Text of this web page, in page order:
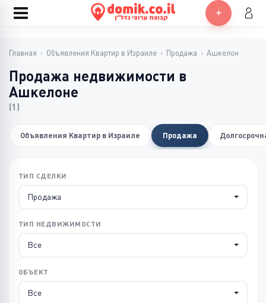
Главная › Объявления Квартир в Израиле › Продажа › Ашкелон
Продажа недвижимости в
Ашкелоне
(1)
Объявления Квартир в Израиле Продажа
ТИП СДЕЛКИ
Продажа
ТИП НЕДВИЖИМОСТИ
Все
ОБЪЕКТ
Все